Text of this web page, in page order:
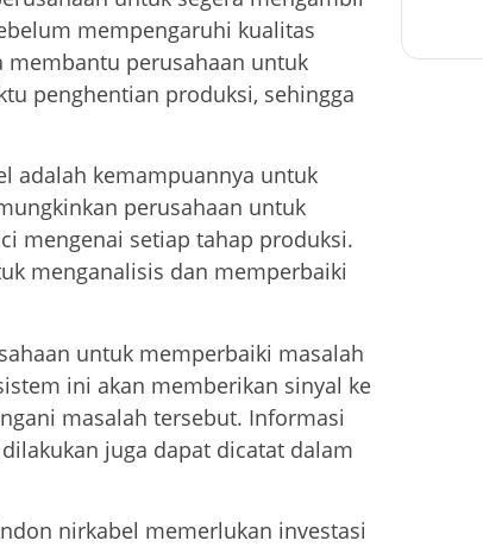
mempengaruhi kualitas
membantu perusahaan untuk
penghentian produksi, sehingga
adalah kemampuannya untuk
perusahaan untuk
mengenai setiap tahap produksi.
menganalisis dan memperbaiki
untuk memperbaiki masalah
ini akan memberikan sinyal ke
masalah tersebut. Informasi
juga dapat dicatat dalam
nirkabel memerlukan investasi